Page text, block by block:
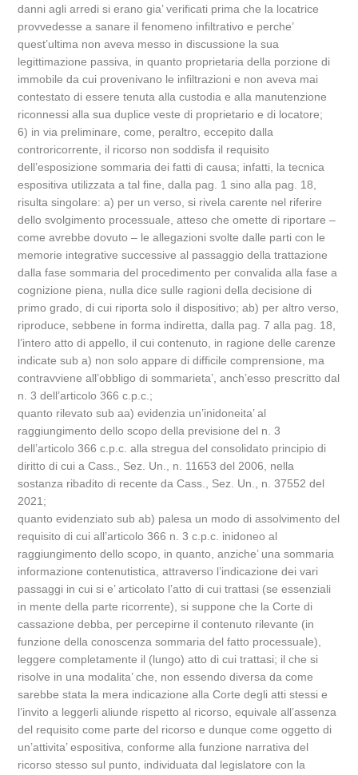
danni agli arredi si erano gia’ verificati prima che la locatrice
provvedesse a sanare il fenomeno infiltrativo e perche’
quest’ultima non aveva messo in discussione la sua
legittimazione passiva, in quanto proprietaria della porzione di
immobile da cui provenivano le infiltrazioni e non aveva mai
contestato di essere tenuta alla custodia e alla manutenzione
riconnessi alla sua duplice veste di proprietario e di locatore;
6) in via preliminare, come, peraltro, eccepito dalla
controricorrente, il ricorso non soddisfa il requisito
dell’esposizione sommaria dei fatti di causa; infatti, la tecnica
espositiva utilizzata a tal fine, dalla pag. 1 sino alla pag. 18,
risulta singolare: a) per un verso, si rivela carente nel riferire
dello svolgimento processuale, atteso che omette di riportare –
come avrebbe dovuto – le allegazioni svolte dalle parti con le
memorie integrative successive al passaggio della trattazione
dalla fase sommaria del procedimento per convalida alla fase a
cognizione piena, nulla dice sulle ragioni della decisione di
primo grado, di cui riporta solo il dispositivo; ab) per altro verso,
riproduce, sebbene in forma indiretta, dalla pag. 7 alla pag. 18,
l’intero atto di appello, il cui contenuto, in ragione delle carenze
indicate sub a) non solo appare di difficile comprensione, ma
contravviene all’obbligo di sommarieta’, anch’esso prescritto dal
n. 3 dell’articolo 366 c.p.c.;
quanto rilevato sub aa) evidenzia un’inidoneita’ al
raggiungimento dello scopo della previsione del n. 3
dell’articolo 366 c.p.c. alla stregua del consolidato principio di
diritto di cui a Cass., Sez. Un., n. 11653 del 2006, nella
sostanza ribadito di recente da Cass., Sez. Un., n. 37552 del
2021;
quanto evidenziato sub ab) palesa un modo di assolvimento del
requisito di cui all’articolo 366 n. 3 c.p.c. inidoneo al
raggiungimento dello scopo, in quanto, anziche’ una sommaria
informazione contenutistica, attraverso l’indicazione dei vari
passaggi in cui si e’ articolato l’atto di cui trattasi (se essenziali
in mente della parte ricorrente), si suppone che la Corte di
cassazione debba, per percepirne il contenuto rilevante (in
funzione della conoscenza sommaria del fatto processuale),
leggere completamente il (lungo) atto di cui trattasi; il che si
risolve in una modalita’ che, non essendo diversa da come
sarebbe stata la mera indicazione alla Corte degli atti stessi e
l’invito a leggerli aliunde rispetto al ricorso, equivale all’assenza
del requisito come parte del ricorso e dunque come oggetto di
un’attivita’ espositiva, conforme alla funzione narrativa del
ricorso stesso sul punto, individuata dal legislatore con la